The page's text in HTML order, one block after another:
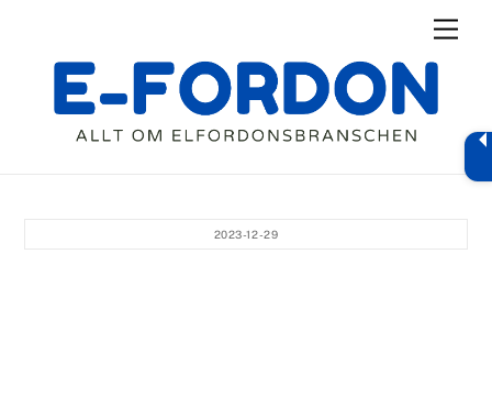
content
2023-12-29